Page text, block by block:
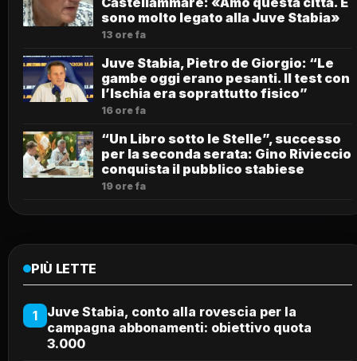
sono molto legato alla Juve Stabia»
13 ore fa
Juve Stabia, Pietro de Giorgio: “Le
gambe oggi erano pesanti. Il test con
l’Ischia era soprattutto fisico”
16 ore fa
“Un Libro sotto le Stelle”, successo
per la seconda serata: Gino Rivieccio
conquista il pubblico stabiese
19 ore fa
PIÙ LETTE
1
Juve Stabia, conto alla rovescia per la
campagna abbonamenti: obiettivo quota
3.000